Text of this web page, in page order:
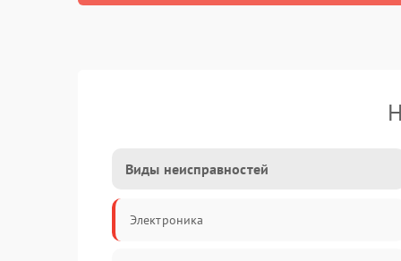
Виды неисправностей
Электроника